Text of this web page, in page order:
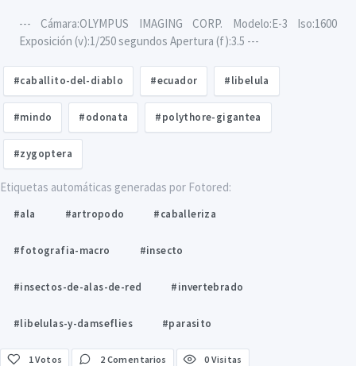
--- Cámara:OLYMPUS IMAGING CORP. Modelo:E-3 Iso:1600
Exposición (v):1/250 segundos Apertura (f):3.5 ---
#caballito-del-diablo #ecuador #libelula
#mindo #odonata #polythore-gigantea
#zygoptera
Etiquetas automáticas generadas por Fotored:
#ala #artropodo #caballeriza
#fotografia-macro #insecto
#insectos-de-alas-de-red #invertebrado
#libelulas-y-damseflies #parasito
1Votos 2 Comentarios
0 Visitas